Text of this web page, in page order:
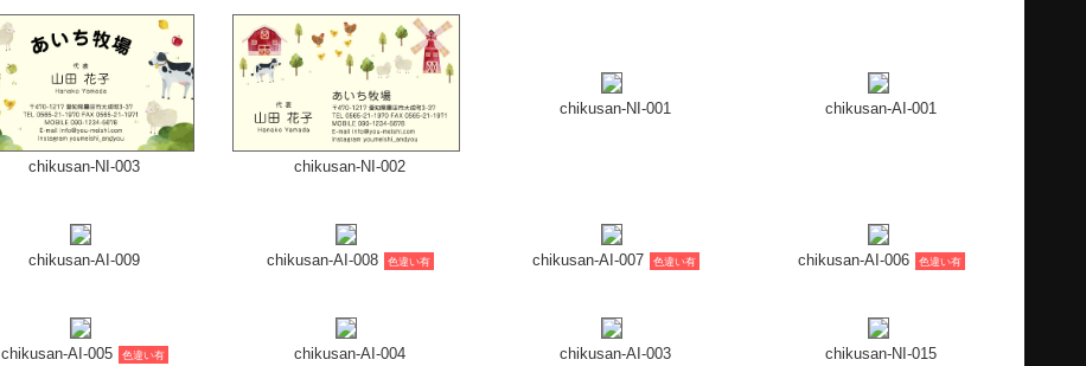
chikusan-NI-003 chikusan-NI-002
chikusan-NI-001 chikusan-AI-001
chikusan-AI-009 chikusan-AI-008 色違い有 chikusan-AI-007 色違い有 chikusan-AI-006 色違い有
chikusan-AI-005 色違い有 chikusan-AI-004 chikusan-AI-003 chikusan-NI-015